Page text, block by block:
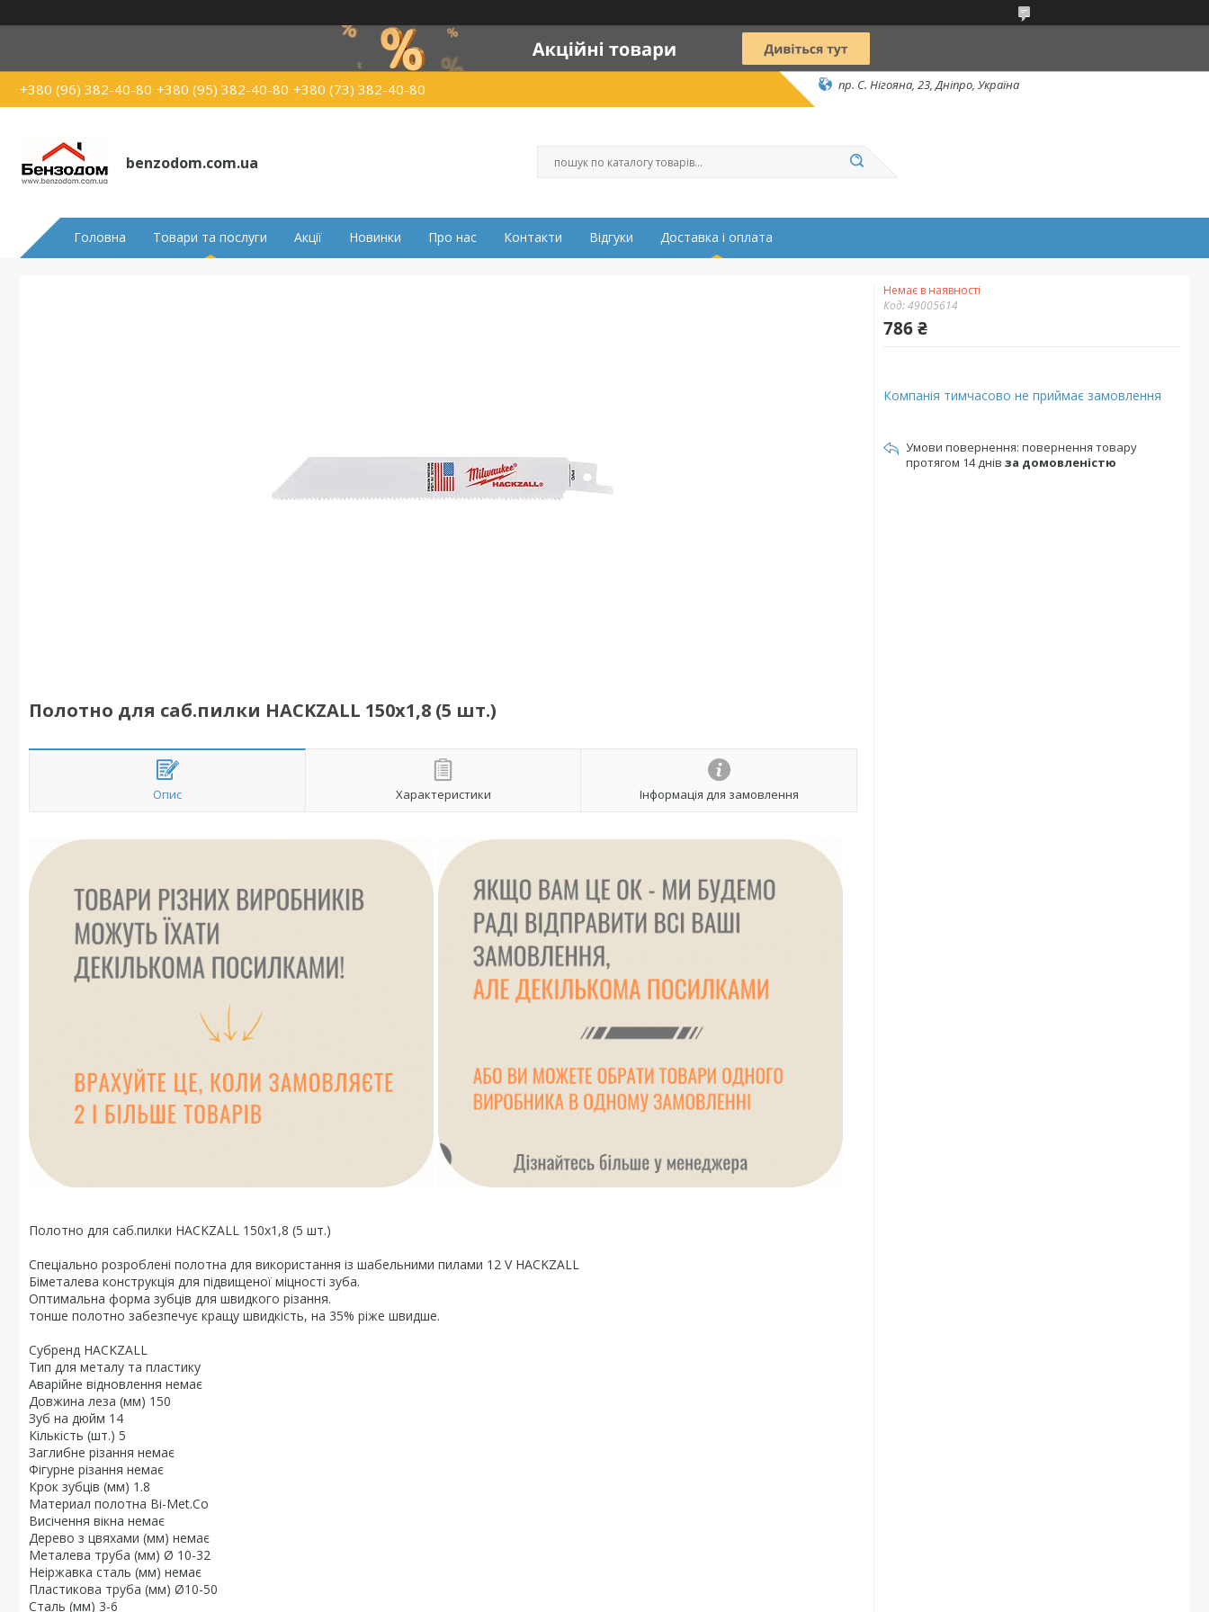
+380 (96) 382-40-80 +380 (95) 382-40-80 +380 (73) 382-40-80 пр. С. Нігояна, 23, Дніпро, Україна
benzodom.com.ua
Головна Товари та послуги Акції Новинки Про нас Контакти Відгуки Доставка і оплата
Полотно для саб.пилки HACKZALL 150х1,8 (5 шт.)
Опис Характеристики Інформація для замовлення
Полотно для саб.пилки HACKZALL 150х1,8 (5 шт.)
Спеціально розроблені полотна для використання із шабельними пилами 12 V HACKZALL
Біметалева конструкція для підвищеної міцності зуба.
Оптимальна форма зубців для швидкого різання.
тонше полотно забезпечує кращу швидкість, на 35% ріже швидше.
Субренд HACKZALL
Тип для металу та пластику
Аварійне відновлення немає
Довжина леза (мм) 150
Зуб на дюйм 14
Кількість (шт.) 5
Заглибне різання немає
Фігурне різання немає
Крок зубців (мм) 1.8
Материал полотна Bi-Met.Co
Висічення вікна немає
Дерево з цвяхами (мм) немає
Металева труба (мм) Ø 10-32
Неіржавка сталь (мм) немає
Пластикова труба (мм) Ø10-50
Сталь (мм) 3-6
Немає в наявності
Код:49005614
786 ₴
Компанія тимчасово не приймає замовлення
повернення товару
протягом 14 днів за домовленістю